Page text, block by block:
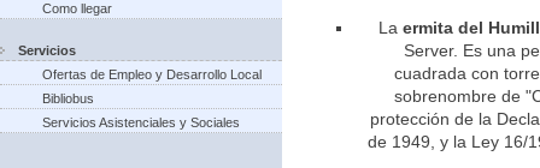
Como llegar
Servicios
Ofertas de Empleo y Desarrollo Local
Bibliobus
Servicios Asistenciales y Sociales
La ermita del
Server. Es una
cuadrada con
sobrenombre de
protección de la
de 1949, y la Ley 16/